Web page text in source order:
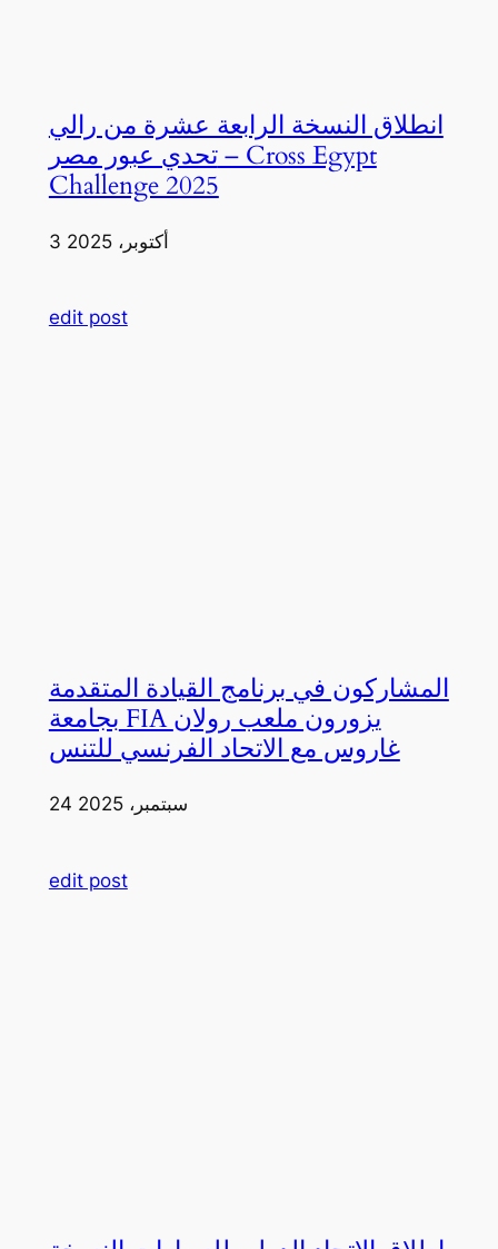
انطلاق النسخة الرابعة عشرة من رالي
تحدي عبور مصر – Cross Egypt
Challenge 2025
3 أكتوبر، 2025
edit post
المشاركون في برنامج القيادة المتقدمة
بجامعة FIA يزورون ملعب رولان
غاروس مع الاتحاد الفرنسي للتنس
24 سبتمبر، 2025
edit post